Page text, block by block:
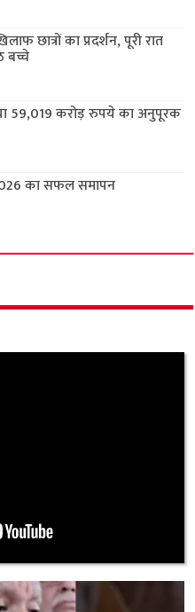
छात्रों का प्रदर्शन, पूरी रात
बच्चे
59,019 करोड़ रुपये का अनुपूरक
का सफल समापन